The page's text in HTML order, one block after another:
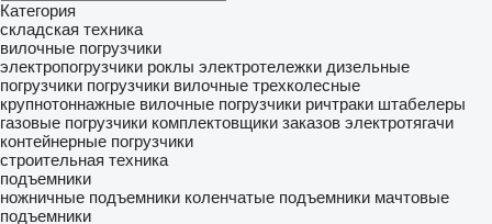
Категория
складская техника
вилочные погрузчики
электропогрузчики роклы электротележки дизельные
погрузчики погрузчики вилочные трехколесные
крупнотоннажные вилочные погрузчики ричтраки штабелеры
газовые погрузчики комплектовщики заказов электротягачи
контейнерные погрузчики
строительная техника
подъемники
ножничные подъемники коленчатые подъемники мачтовые
подъемники